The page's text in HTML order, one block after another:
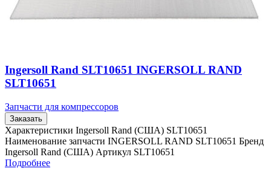
Ingersoll Rand SLT10651 INGERSOLL RAND
SLT10651
Запчасти для компрессоров
Заказать
Характеристики Ingersoll Rand (США) SLT10651
Наименование запчасти INGERSOLL RAND SLT10651 Бренд
Ingersoll Rand (США) Артикул SLT10651
Подробнее